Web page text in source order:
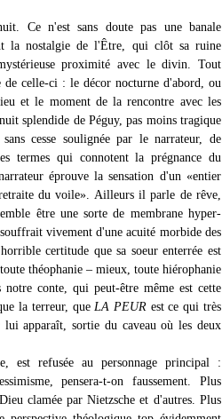
Ce n'est sans doute pas une banale
la nostalgie de l'Être, qui clôt sa ruine
proximité avec le divin. Tout
de celle-ci : le décor nocturne d'abord, ou
et le moment de la rencontre avec les
splendide de Péguy, pas moins tragique
cesse soulignée par le narrateur, de
termes qui connotent la prégnance du
éprouve la sensation d'un «entier
du voile». Ailleurs il parle de rêve,
être une sorte de membrane hyper-
vivement d'une acuité morbide des
certitude que sa soeur enterrée est
théophanie – mieux, toute hiérophanie
conte, qui peut-être même est cette
la terreur, que LA PEUR est ce qui très
apparaît, sortie du caveau où les deux
est refusée au personnage principal :
pensera-t-on faussement. Plus
clamée par Nietzsche et d'autres. Plus